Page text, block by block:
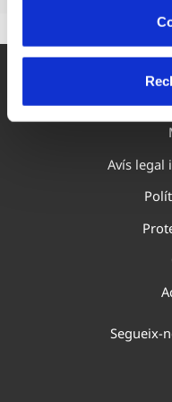
Avís legal
Segueix-